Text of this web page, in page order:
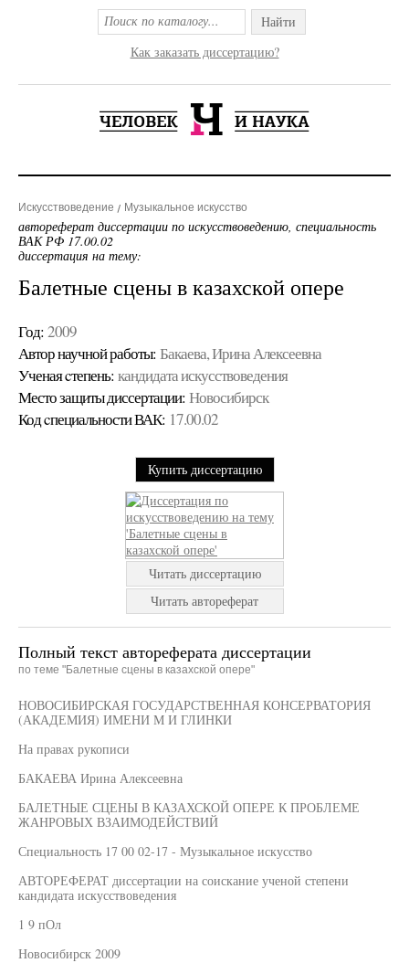
Найти
Как заказать диссертацию?
Искусствоведение Музыкальное искусство
автореферат диссертации по искусствоведению, специальность
ВАК РФ 17.00.02
диссертация на тему:
Балетные сцены в казахской опере
Год: 2009
Автор научной работы: Бакаева, Ирина Алексеевна
Ученая cтепень: кандидата искусствоведения
Место защиты диссертации: Новосибирск
Код cпециальности ВАК: 17.00.02
Купить диссертацию
Читать диссертацию
Читать автореферат
Полный текст автореферата диссертации
по теме "Балетные сцены в казахской опере"
НОВОСИБИРСКАЯ ГОСУДАРСТВЕННАЯ КОНСЕРВАТОРИЯ
(АКАДЕМИЯ) ИМЕНИ М И ГЛИНКИ
На правах рукописи
БАКАЕВА Ирина Алексеевна
БАЛЕТНЫЕ СЦЕНЫ В КАЗАХСКОЙ ОПЕРЕ К ПРОБЛЕМЕ
ЖАНРОВЫХ ВЗАИМОДЕЙСТВИЙ
Специальность 17 00 02-17 - Музыкальное искусство
АВТОРЕФЕРАТ диссертации на соискание ученой степени
кандидата искусствоведения
1 9 пОл
Новосибирск 2009